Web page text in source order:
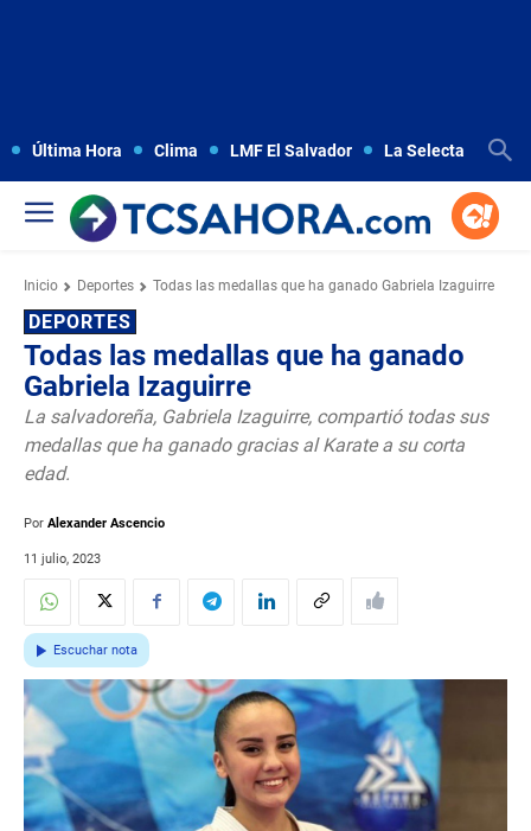
Última Hora Clima LMF El Salvador La Selecta
Inicio Deportes Todas las medallas que ha ganado Gabriela Izaguirre
DEPORTES
Todas las medallas que ha ganado
Gabriela Izaguirre
La salvadoreña, Gabriela Izaguirre, compartió todas sus
medallas que ha ganado gracias al Karate a su corta
edad.
Por Alexander Ascencio
11 julio, 2023
Escuchar nota